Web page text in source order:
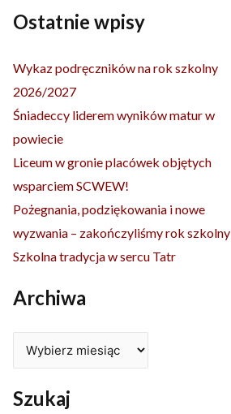
e
o
t
b
k
Ostatnie wpisy
Wykaz podręczników na rok szkolny
2026/2027
Śniadeccy liderem wyników matur w
powiecie
Liceum w gronie placówek objętych
wsparciem SCWEW!
Pożegnania, podziękowania i nowe
wyzwania – zakończyliśmy rok szkolny
Szkolna tradycja w sercu Tatr
Archiwa
Szukaj